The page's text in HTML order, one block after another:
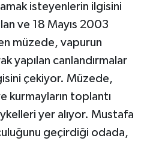
isteyenlerin ilgisini
ve 18 Mayıs 2003
müzede, vapurun
yapılan canlandırmalar
çekiyor. Müzede,
kurmayların toplantı
yer alıyor. Mustafa
geçirdiği odada,